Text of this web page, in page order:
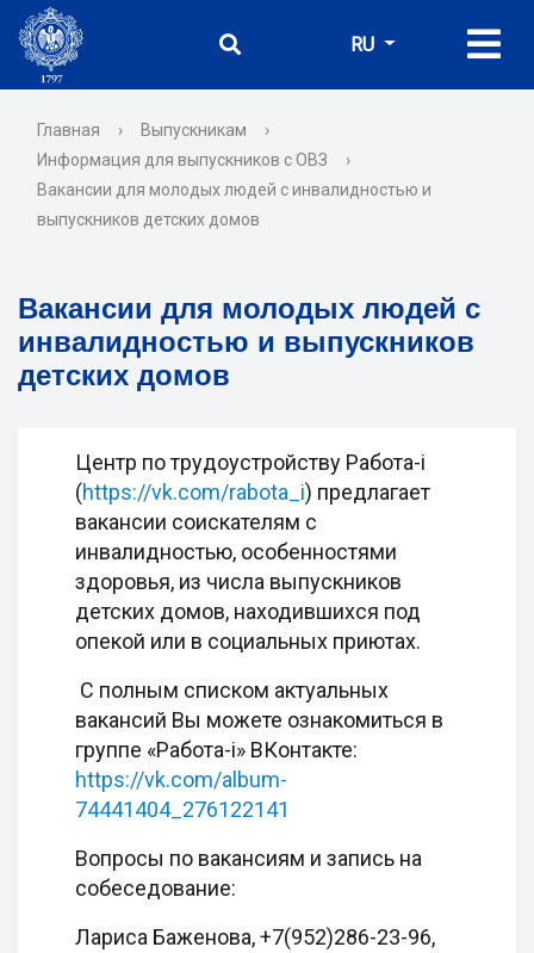
RU
Главная › Выпускникам
›
Информация для выпускников с ОВЗ
›
Вакансии для молодых людей с инвалидностью и
выпускников детских домов
Вакансии для молодых людей с
инвалидностью и выпускников
детских домов
Центр по трудоустройству Работа-i
(https://vk.com/rabota_i) предлагает
вакансии соискателям с
инвалидностью, особенностями
здоровья, из числа выпускников
детских домов, находившихся под
опекой или в социальных приютах.
С полным списком актуальных
вакансий Вы можете ознакомиться в
группе «Работа-i» ВКонтакте:
https://vk.com/album-
74441404_276122141
Вопросы по вакансиям и запись на
собеседование:
Лариса Баженова, +7(952)286-23-96,